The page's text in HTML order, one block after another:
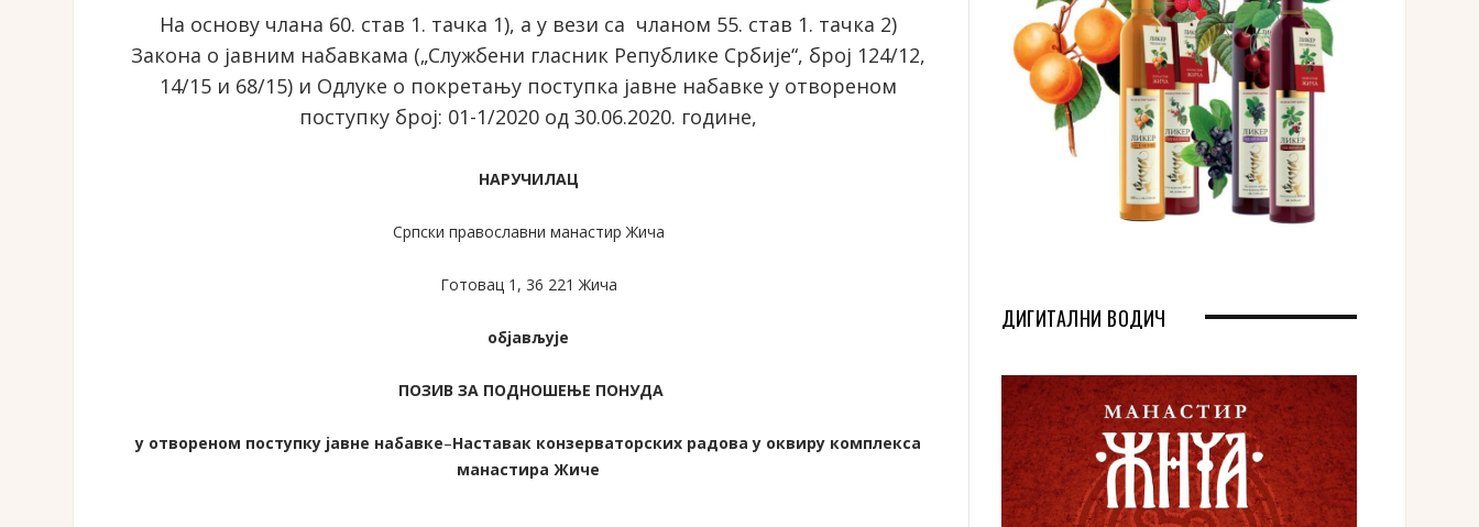
На основу члана 60. став 1. тачка 1), а у вези са чланом 55. став 1. тачка 2)
Закона о јавним набавкама („Службени гласник Републике Србије“, број 124/12,
14/15 и 68/15) и Одлуке о покретању поступка јавне набавке у отвореном
поступку број: 01-1/2020 од 30.06.2020. године,
НАРУЧИЛАЦ
Српски православни манастир Жича
Готовац 1, 36 221 Жича
објављује
ПОЗИВ ЗА ПОДНОШЕЊЕ ПОНУДА
у отвореном поступку јавне набавке–Наставак конзерваторских радова у оквиру комплекса
манастира Жиче
ДИГИТАЛНИ ВОДИЧ